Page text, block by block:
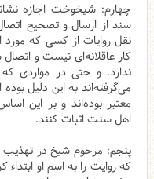
چهارم: شیخوخت اجازه
سند از ارسال و تصحیح
نقل روایات از کسی که مورد
کار عاقلانه‌ای نیست و
ندارد. و حتی در مواردی
می‌گرفته‌اند به این دلیل
معتبر بوده‌اند و بر این
اهل سنت اثبات کنند.
پنجم: مرحوم شیخ در تهذیب
که روایت را به اسم او